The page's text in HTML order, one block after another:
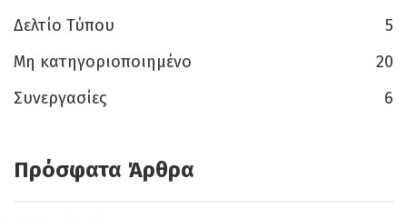
Δελτίο Τύπου
5
Μη κατηγοριοποιημένο
20
Συνεργασίες
6
Πρόσφατα Άρθρα